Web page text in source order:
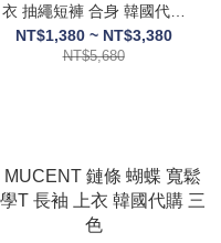
衣 抽繩短褲 合身 韓國代購
SET
NT$1,380 ~ NT$3,380
NT$5,680